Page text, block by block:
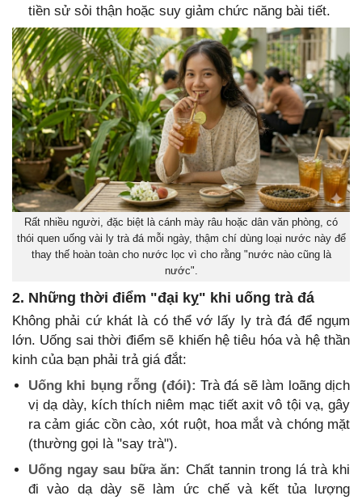
tiền sử sỏi thận hoặc suy giảm chức năng bài tiết.
Rất nhiều người, đặc biệt là cánh mày râu hoặc dân văn phòng, có
thói quen uống vài ly trà đá mỗi ngày, thậm chí dùng loại nước này để
thay thế hoàn toàn cho nước lọc vì cho rằng "nước nào cũng là
nước".
2. Những thời điểm "đại kỵ" khi uống trà đá
Không phải cứ khát là có thể vớ lấy ly trà đá để ngụm
lớn. Uống sai thời điểm sẽ khiến hệ tiêu hóa và hệ thần
kinh của bạn phải trả giá đắt:
Uống khi bụng rỗng (đói): Trà đá sẽ làm loãng dịch
vị dạ dày, kích thích niêm mạc tiết axit vô tội vạ, gây
ra cảm giác cồn cào, xót ruột, hoa mắt và chóng mặt
(thường gọi là "say trà").
Uống ngay sau bữa ăn: Chất tannin trong lá trà khi
đi vào dạ dày sẽ làm ức chế và kết tủa lượng